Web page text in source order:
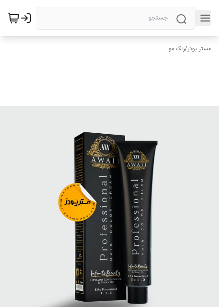
مستر پودر/رنگ مو